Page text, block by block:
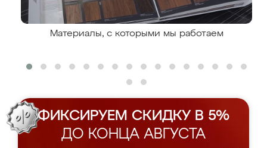
Материалы, с которыми мы работаем
ФИКСИРУЕМ СКИДКУ В 5%
ДО КОНЦА АВГУСТА